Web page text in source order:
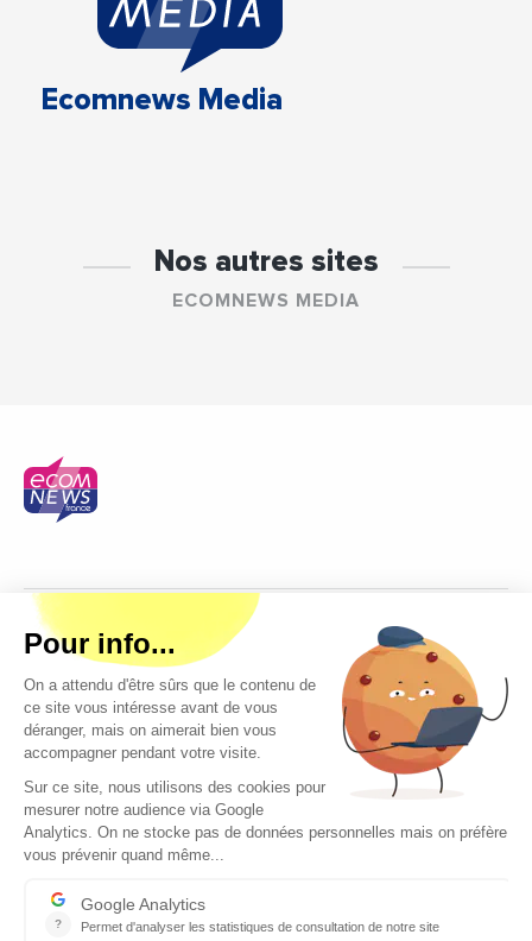
Ecomnews Media
Nos autres sites
ECOMNEWS MEDIA
Copyright © 2026 - Tous droits réservés